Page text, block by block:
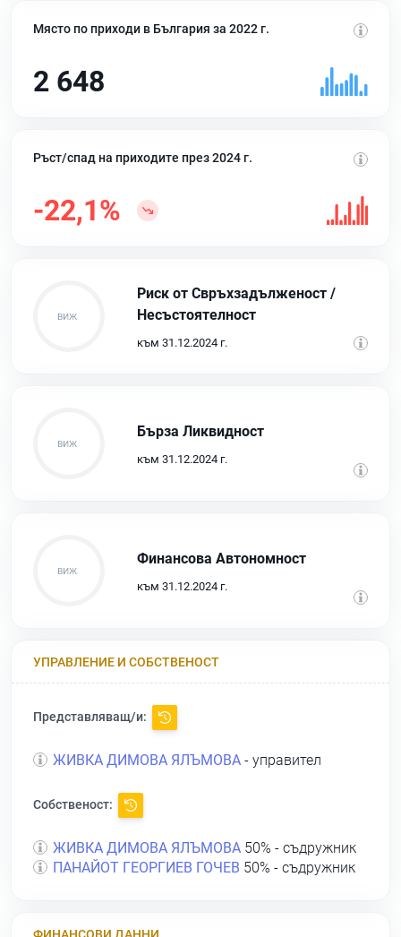
Място по приходи в България за 2022 г.
2 648
Ръст/спад на приходите през 2024 г.
-22,1%
Риск от Свръхзадълженост /
Несъстоятелност
към 31.12.2024 г.
Бърза Ликвидност
към 31.12.2024 г.
Финансова Автономност
към 31.12.2024 г.
УПРАВЛЕНИЕ И СОБСТВЕНОСТ
Представляващ/и:
ЖИВКА ДИМОВА ЯЛЪМОВА - управител
Собственост:
ЖИВКА ДИМОВА ЯЛЪМОВА 50% - съдружник
ПАНАЙОТ ГЕОРГИЕВ ГОЧЕВ 50% - съдружник
ФИНАНСОВИ ДАННИ